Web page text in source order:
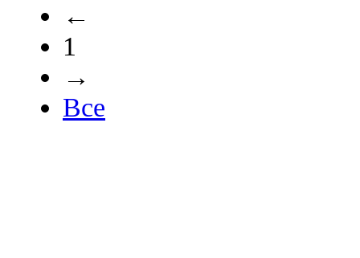
←
1
→
Все